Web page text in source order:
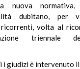
nuova
dubitano, per
volta al
triennale
i giudizi è intervenuto